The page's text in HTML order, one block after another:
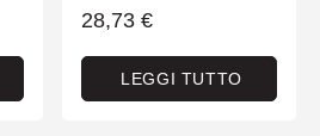
28,73 €
LEGGI TUTTO